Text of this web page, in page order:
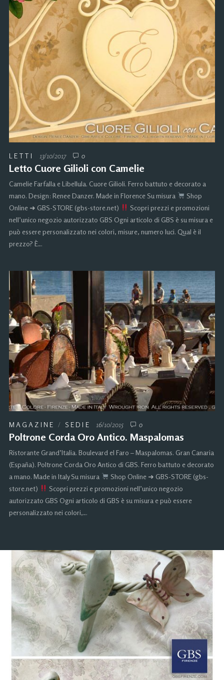
LETTI 13/10/2017 0
Letto Cuore Gilioli con Camelie
Camelie Farfalla e Libellula. Cuore Gilioli. Ferro battuto e decorato a
mano. Design: Renee Danzer. Made in Florence Su misura
Shop
Online ➜ GBS-STORE (gbs-store.net)
Scopri prezzi e promozioni
nell’unico negozio autorizzato GBS Ogni articolo di GBS è su misura e
può essere personalizzato nei colori, misure, numero luci. Qual è il
prezzo? È…
MAGAZINE / SEDIE 16/10/2015 0
Poltrone Corda Oro Antico. Maspalomas
Ristorante Grand’Italia. Boulevard el Faro – Maspalomas. Gran Canaria
(España). Poltrone Corda Oro Antico di GBS. Ferro battuto e decorato
a mano. Made in Italy Su misura
Shop Online ➜ GBS-STORE (gbs-
store.net)
Scopri prezzi e promozioni nell’unico negozio
autorizzato GBS Ogni articolo di GBS è su misura e può essere
personalizzato nei colori,…